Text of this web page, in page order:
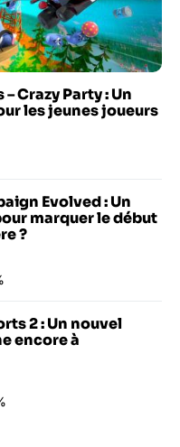
Crazy Party : Un
les jeunes joueurs
Evolved : Un
marquer le début
?
2 : Un nouvel
encore à